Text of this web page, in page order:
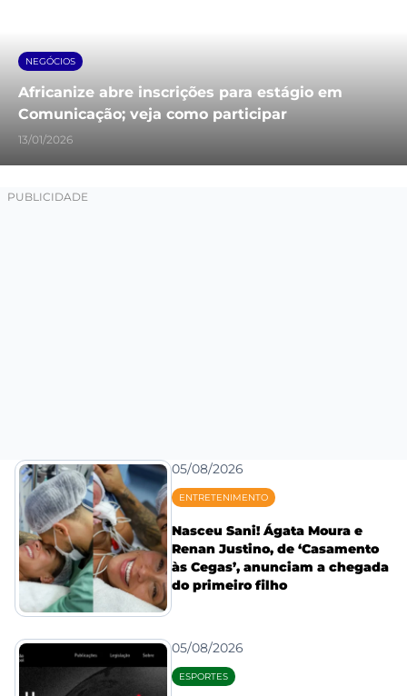
NEGÓCIOS
Africanize abre inscrições para estágio em
Comunicação; veja como participar
13/01/2026
05/08/2026
ENTRETENIMENTO
Nasceu Sani! Ágata Moura e
Renan Justino, de ‘Casamento
às Cegas’, anunciam a chegada
do primeiro filho
05/08/2026
ESPORTES